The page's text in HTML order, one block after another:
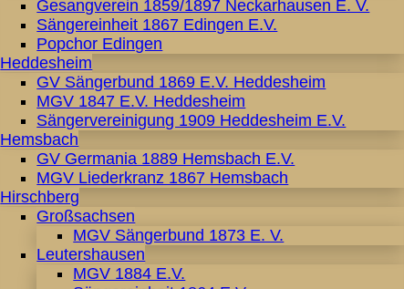
Gesangverein 1859/1897 Neckarhausen E. V.
Sängereinheit 1867 Edingen E.V.
Popchor Edingen
Heddesheim
GV Sängerbund 1869 E.V. Heddesheim
MGV 1847 E.V. Heddesheim
Sängervereinigung 1909 Heddesheim E.V.
Hemsbach
GV Germania 1889 Hemsbach E.V.
MGV Liederkranz 1867 Hemsbach
Hirschberg
Großsachsen
MGV Sängerbund 1873 E. V.
Leutershausen
MGV 1884 E.V.